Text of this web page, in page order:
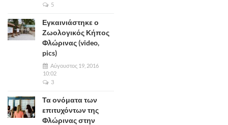
5
Εγκαινιάστηκε ο
Ζωολογικός Κήπος
Φλώρινας (video,
pics)
Αύγουστος 19, 2016
10:02
3
Τα ονόματα των
επιτυχόντων της
Φλώρινας στην